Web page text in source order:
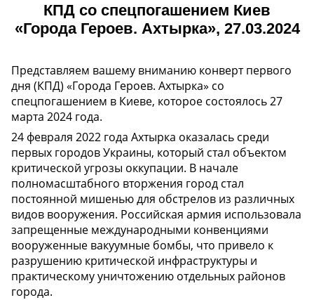
КПД со спецпогашением Киев
«Города Героев. Ахтырка», 27.03.2024
Представляем вашему вниманию конверт первого
дня (КПД) «Города Героев. Ахтырка» со
спецпогашением в Киеве, которое состоялось 27
марта 2024 года.
24 февраля 2022 года Ахтырка оказалась среди
первых городов Украины, который стал объектом
критической угрозы оккупации. В начале
полномасштабного вторжения город стал
постоянной мишенью для обстрелов из различных
видов вооружения. Российская армия использовала
запрещенные международными конвенциями
вооруженные вакуумные бомбы, что привело к
разрушению критической инфраструктуры и
практическому уничтожению отдельных районов
города.